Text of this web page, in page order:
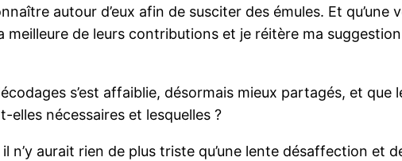
autour d’eux afin de susciter des émules. Et
de leurs contributions et je réitère ma
s’est affaiblie, désormais mieux partagés, et que
nécessaires et lesquelles ?
aurait rien de plus triste qu’une lente désaffection et